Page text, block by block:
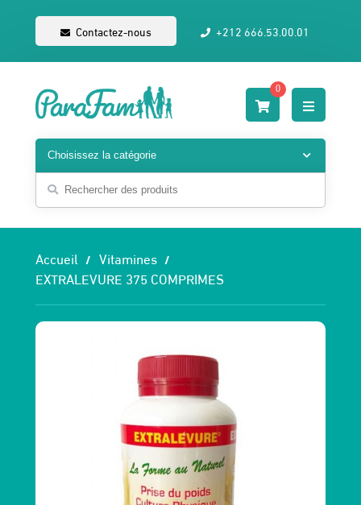
Contactez-nous +212 666.53.00.01
0
Accueil
Vitamines
EXTRALEVURE 375 COMPRIMES